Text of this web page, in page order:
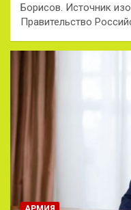
Борисов. Источник
Правительство